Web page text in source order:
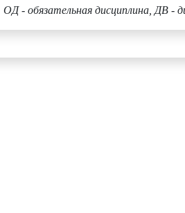
ОД - обязательная дисциплина, ДВ -